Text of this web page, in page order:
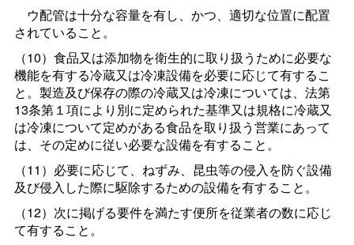
ウ配管は十分な容量を有し、かつ、適切な位置に配置
されていること。
（10）食品又は添加物を衛生的に取り扱うために必要な
機能を有する冷蔵又は冷凍設備を必要に応じて有するこ
と。製造及び保存の際の冷蔵又は冷凍については、法第
13条第１項により別に定められた基準又は規格に冷蔵又
は冷凍について定めがある食品を取り扱う営業にあって
は、その定めに従い必要な設備を有すること。
（11）必要に応じて、ねずみ、昆虫等の侵入を防ぐ設備
及び侵入した際に駆除するための設備を有すること。
（12）次に掲げる要件を満たす便所を従業者の数に応じ
て有すること。